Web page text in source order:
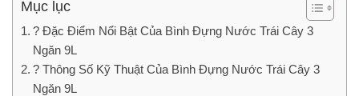
Mục lục
? Đặc Điểm Nổi Bật Của Bình Đựng Nước Trái Cây 3
Ngăn 9L
? Thông Số Kỹ Thuật Của Bình Đựng Nước Trái Cây 3
Ngăn 9L